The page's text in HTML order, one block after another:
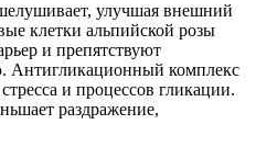
улучшая внешний
клетки альпийской розы
и препятствуют
Антигликационный комплекс
и процессов гликации.
раздражение,